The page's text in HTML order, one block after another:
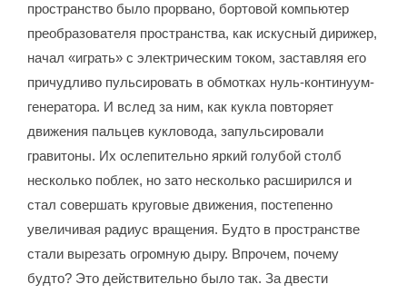
пространство было прорвано, бортовой компьютер
преобразователя пространства, как искусный дирижер,
начал «играть» с электрическим током, заставляя его
причудливо пульсировать в обмотках нуль-континуум-
генератора. И вслед за ним, как кукла повторяет
движения пальцев кукловода, запульсировали
гравитоны. Их ослепительно яркий голубой столб
несколько поблек, но зато несколько расширился и
стал совершать круговые движения, постепенно
увеличивая радиус вращения. Будто в пространстве
стали вырезать огромную дыру. Впрочем, почему
будто? Это действительно было так. За двести